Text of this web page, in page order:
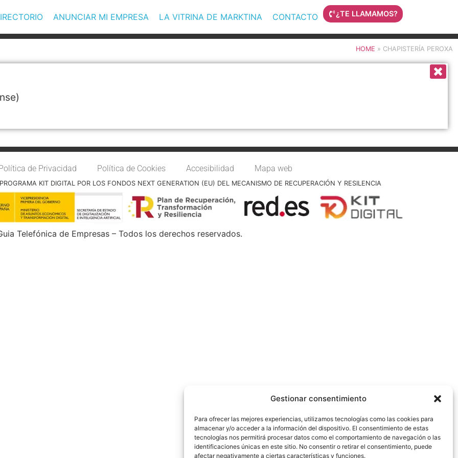
Gestionar consentimiento
Para ofrecer las mejores experiencias, utilizamos tecnologías como las cookies para
almacenar y/o acceder a la información del dispositivo. El consentimiento de estas
tecnologías nos permitirá procesar datos como el comportamiento de navegación o las
identificaciones únicas en este sitio. No consentir o retirar el consentimiento, puede
afectar negativamente a ciertas características y funciones.
ANUNCIAR MI EMPRESA LA VITRINA DE MARKTINA CONTACTO ¿TE LLAMAMOS?
HOME » CHAPISTERÍA PEROXA
de Privacidad Política de Cookies Accesibilidad Mapa web
KIT DIGITAL POR LOS FONDOS NEXT GENERATION (EU) DEL MECANISMO DE RECUPERACIÓN Y RESILENCIA
Telefónica de Empresas – Todos los derechos reservados.